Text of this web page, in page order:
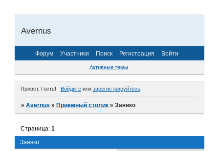
Avernus
Форум Участники Поиск Регистрация Войти
Активные темы
Привет, Гость! Войдитеили зарегистрируйтесь.
»Avernus »Приемный столик »Заявко
Заявко
Страница:1